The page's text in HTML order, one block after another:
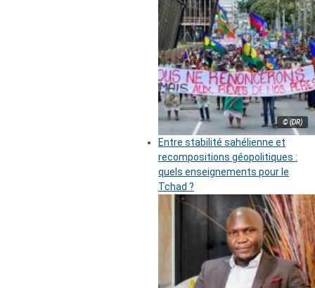
© (DR)
Entre stabilité sahélienne et
recompositions géopolitiques :
quels enseignements pour le
Tchad ?